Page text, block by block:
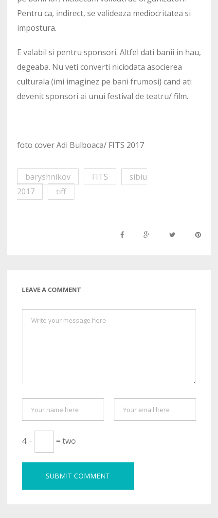
Pentru ca, indirect, se valideaza mediocritatea si
impostura.
E valabil si pentru sponsori. Altfel dati banii in hau,
degeaba. Nu veti converti niciodata asocierea
culturala (imi imaginez pe bani frumosi) cand ati
devenit sponsori ai unui festival de teatru/ film.
foto cover Adi Bulboaca/ FITS 2017
baryshnikov FITS
sibiu
2017
tiff
LEAVE A COMMENT
4 − = two